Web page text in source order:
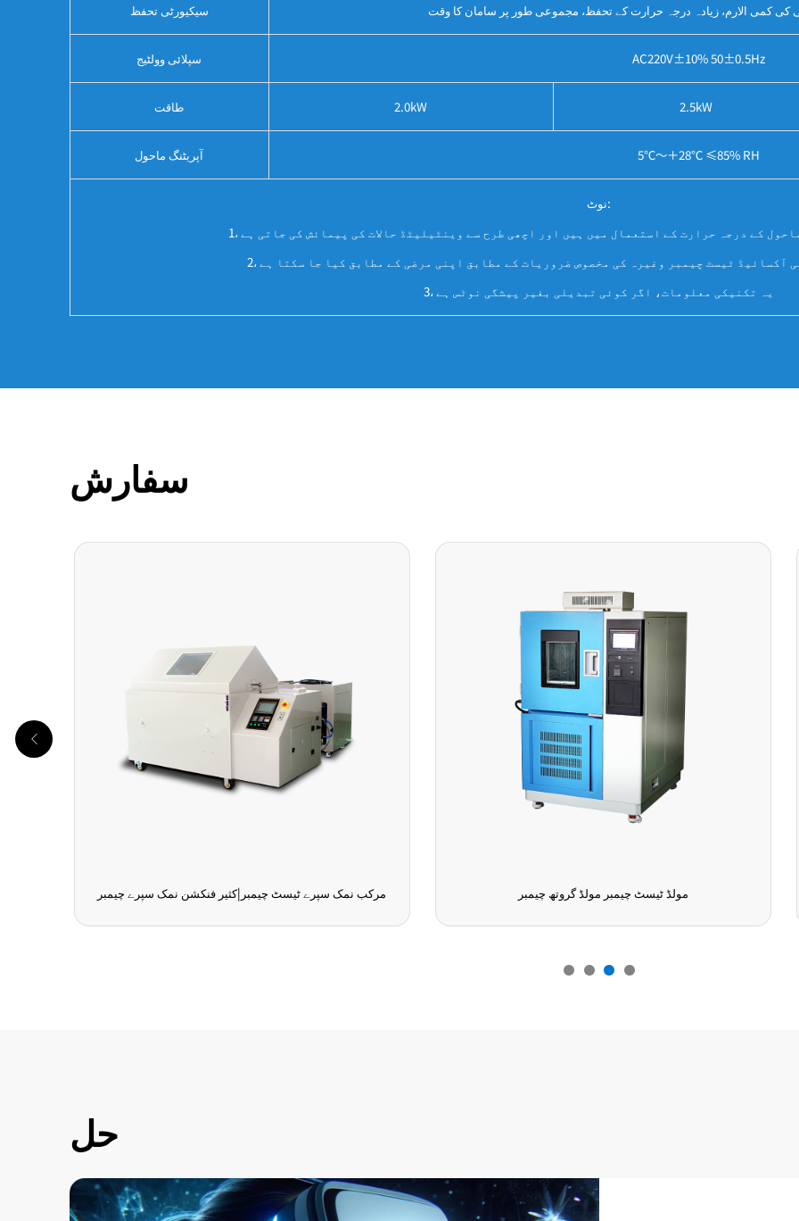
سیکیورٹی تحفظ کمی الارم، زیادہ درجہ حرارت کے تحفظ، مجموعی طور پر سامان کا وقت
سپلائی وولٹیج AC220V±10% 50±0.5Hz
طاقت 2.0kW 2.5kW
آپریٹنگ ماحول 5℃～＋28℃ ≤85% RH
نوٹ:
آکسائیڈ ٹیسٹ چیمبر وغیرہ کی مخصوص ضروریات کے مطابق اپنی مرضی کے مطابق کیا جا سکتا ہے
3، یہ تکنیکی معلومات، اگر کوئی تبدیلی بغیر پیشگی نوٹس ہے
سفارش
مرکب نمک سپرے ٹیسٹ چیمبر|کثیر فنکشن نمک سپرے چیمبر مولڈ ٹیسٹ چیمبر مولڈ گروتھ چیمبر
حل